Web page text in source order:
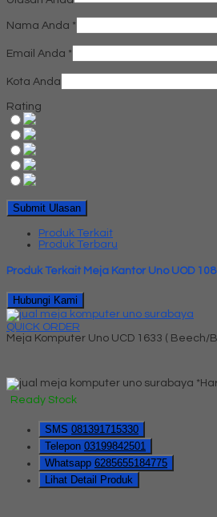
Nama Anda *
Email Anda *
Kota Anda
Rating
Produk Terkait
Produk Terbaru
Produk Terkait Meja Kantor Uno UOD
Hubungi Kami
QUICK ORDER
Meja Komputer Uno UCD 1633 ( Beech/
Ready Stock
SMS 081391715330
Telepon 03199842501
Whatsapp 6285655184775
Lihat Detail Produk